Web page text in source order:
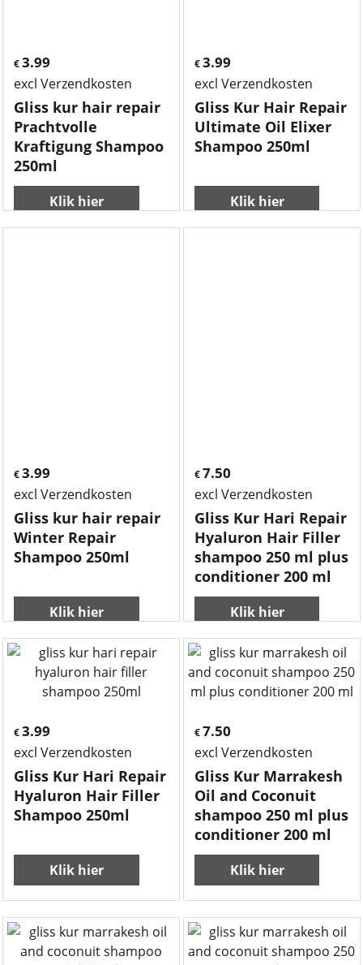
€ 3.99
excl Verzendkosten
Gliss kur hair repair
Prachtvolle
Kraftigung Shampoo
250ml
Klik hier
€3.99
excl Verzendkosten
Gliss Kur Hair Repair
Ultimate Oil Elixer
Shampoo 250ml
Klik hier
€ 3.99
excl Verzendkosten
Gliss kur hair repair
Winter Repair
Shampoo 250ml
Klik hier
€7.50
excl Verzendkosten
Gliss Kur Hari Repair
Hyaluron Hair Filler
shampoo 250 ml plus
conditioner 200 ml
Klik hier
€ 3.99
excl Verzendkosten
Gliss Kur Hari Repair
Hyaluron Hair Filler
Shampoo 250ml
Klik hier
€7.50
excl Verzendkosten
Gliss Kur Marrakesh
Oil and Coconuit
shampoo 250 ml plus
conditioner 200 ml
Klik hier